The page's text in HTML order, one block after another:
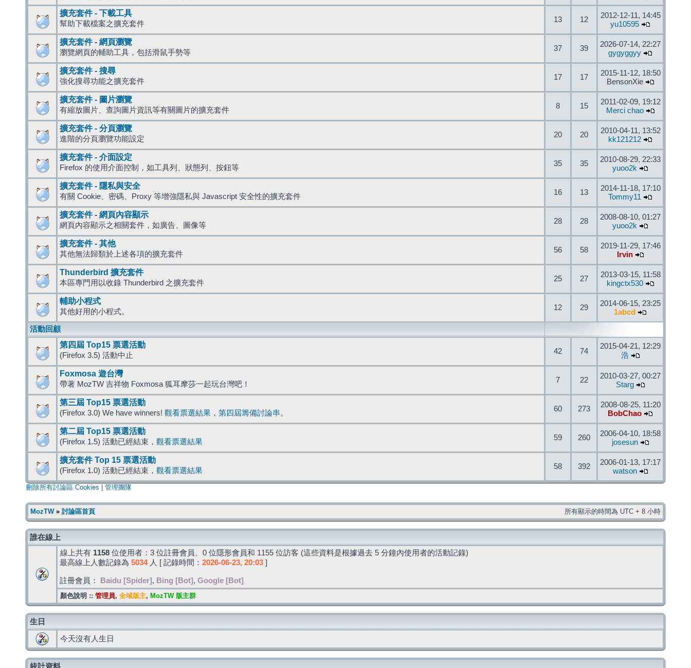
擴充套件 - 下載工具
幫助下載檔案之擴充套件 13 12
2012-12-11, 14:45
yu10595
擴充套件 - 網頁瀏覽
瀏覽網頁的輔助工具，包括滑鼠手勢等 37 39
2026-07-14, 22:27
gygyggyy
擴充套件 - 搜尋
強化搜尋功能之擴充套件 17 17
2015-11-12, 18:50
BensonXie
擴充套件 - 圖片瀏覽
有縮放圖片、查詢圖片資訊等有關圖片的擴充套件 8 15
2011-02-09, 19:12
Merci chao
擴充套件 - 分頁瀏覽
進階的分頁瀏覽功能設定 20 20
2010-04-11, 13:52
kk121212
擴充套件 - 介面設定
Firefox 的使用介面控制，如工具列、狀態列、按鈕等 35 35
2010-08-29, 22:33
yuoo2k
擴充套件 - 隱私與安全
有關 Cookie、密碼、Proxy 等增強隱私與 Javascript 安全性的擴充套件 16 13
2014-11-18, 17:10
Tommy11
擴充套件 - 網頁內容顯示
網頁內容顯示之相關套件，如廣告、圖像等 28 28
2008-08-10, 01:27
yuoo2k
擴充套件 - 其他
其他無法歸類於上述各項的擴充套件 56 58
2019-11-29, 17:46
Irvin
Thunderbird 擴充套件
本區專門用以收錄 Thunderbird 之擴充套件 25 27
2013-03-15, 11:58
kingctx530
輔助小程式
其他好用的小程式。 12 29
2014-06-15, 23:25
1abcd
活動回顧
第四屆 Top15 票選活動
(Firefox 3.5) 活動中止 42 74
2015-04-21, 12:29
浩
Foxmosa 遊台灣
帶著 MozTW 吉祥物 Foxmosa 狐耳摩莎一起玩台灣吧！ 7 22
2010-03-27, 00:27
Starg
第三屆 Top15 票選活動
(Firefox 3.0) We have winners! 觀看票選結果 ， 第四屆籌備討論串 。 60 273
2008-08-25, 11:20
BobChao
第二屆 Top15 票選活動
(Firefox 1.5) 活動已經結束， 觀看票選結果 59 260
2006-04-10, 18:58
josesun
擴充套件 Top 15 票選活動
(Firefox 1.0) 活動已經結束， 觀看票選結果 58 392
2006-01-13, 17:17
watson
刪除所有討論區 Cookies 管理團隊
MozTW» 討論區首頁 所有顯示的時間為 UTC + 8 小時
誰在線上
線上共有 1158 位使用者：3 位註冊會員、0 位隱形會員和 1155 位訪客 (這些資料是根據過去 5 分鐘內使用者的活動記錄)
最高線上人數記錄為 5034人 [ 記錄時間： 2026-06-23, 20:03 ]
註冊會員： Baidu [Spider] , Bing [Bot] , Google [Bot]
顏色說明 :: 管理員, 全域版主, MozTW 版主群
生日
今天沒有人生日